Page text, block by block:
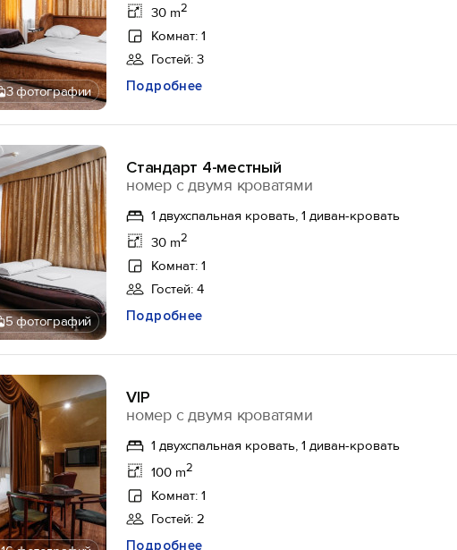
3 фотографии
30 m2
Комнат: 1
Гостей: 3
Подробнее
5 фотографий
Стандарт 4-местный
номер с двумя кроватями
1 двухспальная кровать, 1 диван-кровать
30 m2
Комнат: 1
Гостей: 4
Подробнее
VIP
номер с двумя кроватями
1 двухспальная кровать, 1 диван-кровать
100 m2
Комнат: 1
Гостей: 2
Подробнее